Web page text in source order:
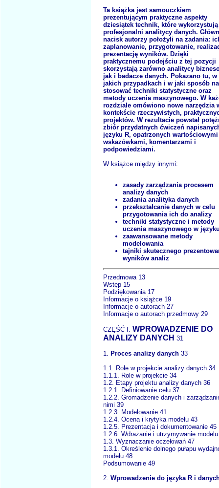
Ta książka jest samouczkiem
prezentującym praktyczne aspekty
dziesiątek technik, które wykorzystują
profesjonalni analitycy danych.
nacisk autorzy położyli na zadania:
zaplanowanie, przygotowanie,
prezentację wyników. Dzięki
praktycznemu podejściu z tej pozycji
skorzystają zarówno analitycy
jak i badacze danych. Pokazano tu, w
jakich przypadkach i w jaki sposób
stosować techniki statystyczne oraz
metody uczenia maszynowego. W
rozdziale omówiono nowe narzędzia
kontekście rzeczywistych,
projektów. W rezultacie powstał
zbiór przydatnych ćwiczeń
języku R, opatrzonych wartościowymi
wskazówkami, komentarzami i
podpowiedziami.
W książce między innymi:
zasady zarządzania procesem
analizy danych
zadania analityka danych
przekształcanie danych w celu
przygotowania ich do analizy
techniki statystyczne i metody
uczenia maszynowego w
zaawansowane metody
modelowania
tajniki skutecznego
wyników analiz
Przedmowa 13
Wstęp 15
Podziękowania 17
Informacje o książce 19
Informacje o autorach 27
Informacje o autorach przedmowy 29
CZĘŚĆ I. WPROWADZENIE DO
ANALIZY DANYCH 31
1. Proces analizy danych 33
1.1. Role w projekcie analizy danych 34
1.1.1. Role w projekcie 34
1.2. Etapy projektu analizy danych 36
1.2.1. Definiowanie celu 37
1.2.2. Gromadzenie danych i
nimi 39
1.2.3. Modelowanie 41
1.2.4. Ocena i krytyka modelu 43
1.2.5. Prezentacja i dokumentowanie 45
1.2.6. Wdrażanie i utrzymywanie
1.3. Wyznaczanie oczekiwań 47
1.3.1. Określenie dolnego pułapu
modelu 48
Podsumowanie 49
2. Wprowadzenie do języka R i